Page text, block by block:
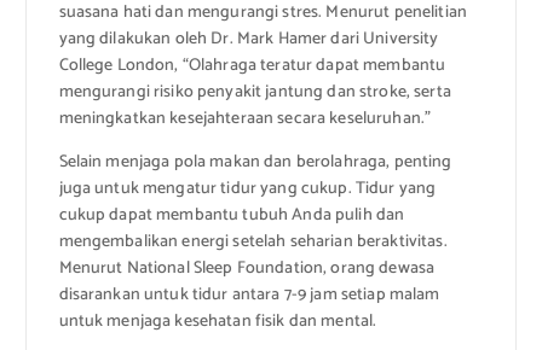
suasana hati dan mengurangi stres. Menurut penelitian
yang dilakukan oleh Dr. Mark Hamer dari University
College London, “Olahraga teratur dapat membantu
mengurangi risiko penyakit jantung dan stroke, serta
meningkatkan kesejahteraan secara keseluruhan.”
Selain menjaga pola makan dan berolahraga, penting
juga untuk mengatur tidur yang cukup. Tidur yang
cukup dapat membantu tubuh Anda pulih dan
mengembalikan energi setelah seharian beraktivitas.
Menurut National Sleep Foundation, orang dewasa
disarankan untuk tidur antara 7-9 jam setiap malam
untuk menjaga kesehatan fisik dan mental.